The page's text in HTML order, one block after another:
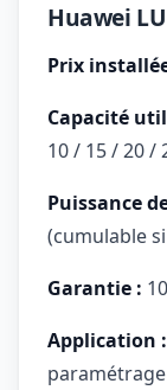
Huawei
Prix
Capacité
10 / 15 / 20 /
Puissance
(cumulable
Garantie :
Application :